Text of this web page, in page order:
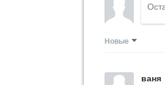
Новые
ваня